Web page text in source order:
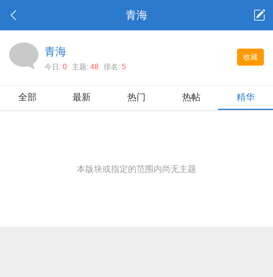
青海
收藏
青海
今日: 0 主题: 48 排名: 5
全部 最新 热门 热帖 精华
本版块或指定的范围内尚无主题